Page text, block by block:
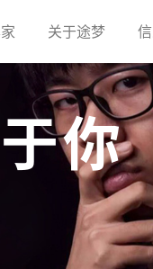
(current)关于途梦
你